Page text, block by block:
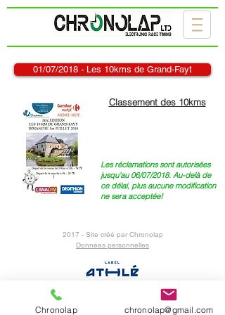
01/07/2018 - Les 10kms de Grand-Fayt
Classement des 10kms
Les réclamations sont autorisées
jusqu'au 06/07/2018. Au-delà de
ce délai, plus aucune modification
ne sera acceptée!
2017 - Site créé par Chronolap
Données personnelles
Chronolap chronolap@gmail.com